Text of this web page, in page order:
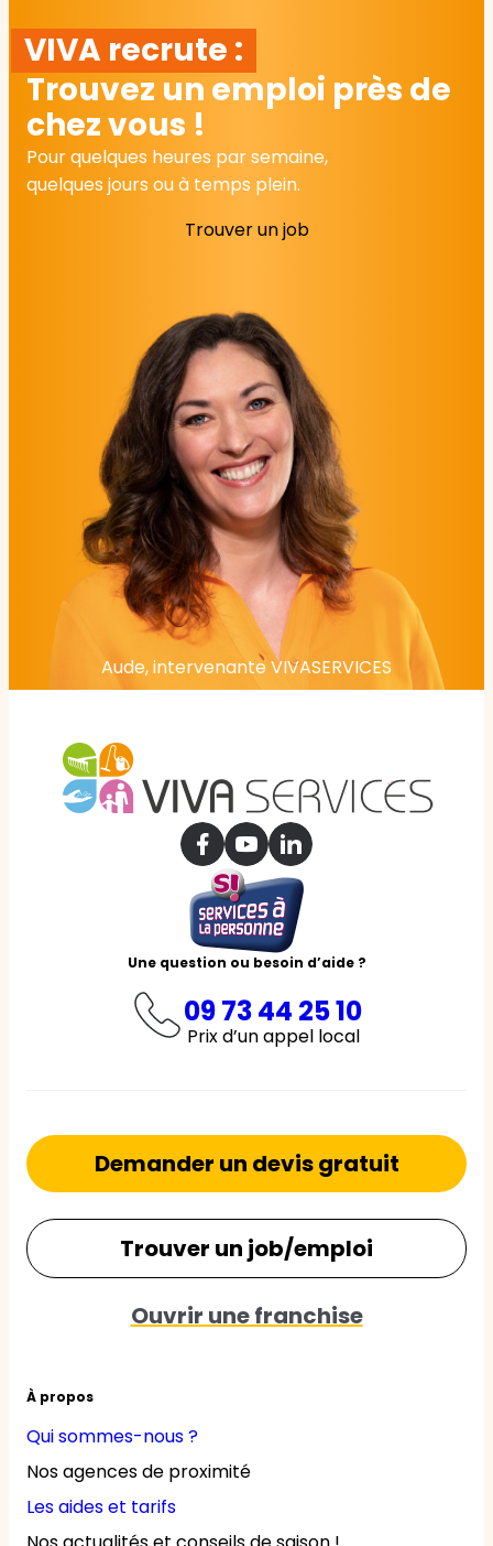
VIVA recrute :
Trouvez un emploi près de
chez vous !
Pour quelques heures par semaine,
quelques jours ou à temps plein.
Trouver un job
Aude, intervenante VIVASERVICES
Une question ou besoin d’aide ?
09 73 44 25 10
Prix d’un appel local
À propos
Qui sommes-nous ?
Nos agences de proximité
Les aides et tarifs
Demander un devis gratuit
Trouver un job/emploi
Ouvrir une franchise